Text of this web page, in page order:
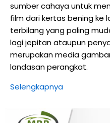
sumber cahaya untuk
film dari kertas bening ke
terbilang yang paling
lagi jepitan ataupun
merupakan media
landasan perangkat.
Selengkapnya